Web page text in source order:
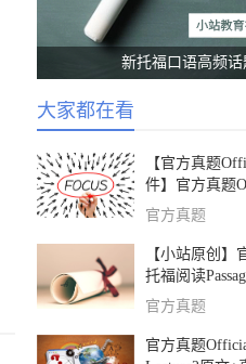
新托福口语高频话
大家都在看
【官方真题
件】官方真题
福模考软件配
官方真题
【小站原创】
托福阅读
+答案解析
官方真题
官方真题